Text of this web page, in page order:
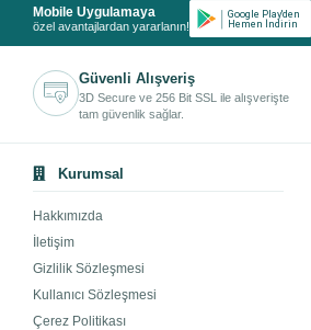
Mobile Uygulamaya
özel avantajlardan yararlanın!
Güvenli Alışveriş
3D Secure ve 256 Bit SSL ile alışverişte
tam güvenlik sağlar.
Kurumsal
Hakkımızda
İletişim
Gizlilik Sözleşmesi
Kullanıcı Sözleşmesi
Çerez Politikası